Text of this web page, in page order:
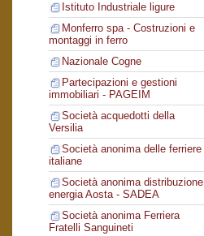
Istituto Industriale ligure
Monferro spa - Costruzioni e
montaggi in ferro
Nazionale Cogne
Partecipazioni e gestioni
immobiliari - PAGEIM
Società acquedotti della
Versilia
Società anonima delle ferriere
italiane
Società anonima distribuzione
energia Aosta - SADEA
Società anonima Ferriera
Fratelli Sanguineti